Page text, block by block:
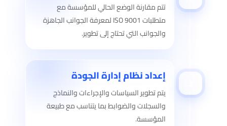
تتم مقارنة الوضع الحالي للمؤسسة مع
متطلبات ISO 9001 لمعرفة الجوانب الجاهزة
والجوانب التي تحتاج إلى تطوير.
إعداد نظام إدارة الجودة
يتم تطوير السياسات والإجراءات والنماذج
والسجلات والضوابط بما يتناسب مع طبيعة
المؤسسة.